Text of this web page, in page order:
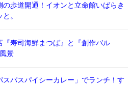
の歩道開通！イオンと立命館いばらき
。
『寿司海鮮まつば』と『創作バル
景
スパスパイシーカレー」でランチ！す